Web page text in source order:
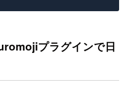
プラグインで日